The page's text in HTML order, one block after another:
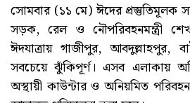
সোমবার (১১ মে) ঈদের প্রস্তুতিমূলক
সড়ক, রেল ও নৌপরিবহনমন্ত্রী
ঈদযাত্রায় গাজীপুর, আবদুল্লাহপুর,
সবচেয়ে ঝুঁকিপূর্ণ। এসব এলাকায়
অস্থায়ী কাউন্টার ও অনিয়মিত পরিবহন